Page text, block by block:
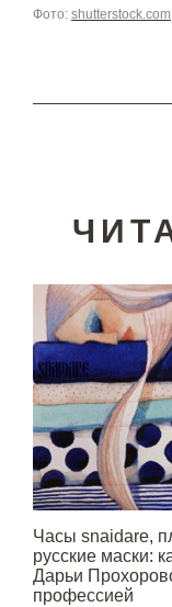
Фото: shutterstock.com
Часы snaidare,
русские маски:
Дарьи
профессией